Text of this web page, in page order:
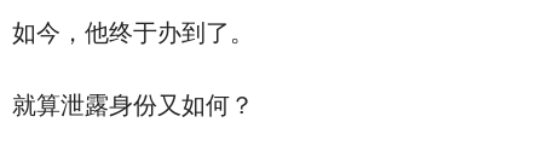
如今，他终于办到了。
就算泄露身份又如何？